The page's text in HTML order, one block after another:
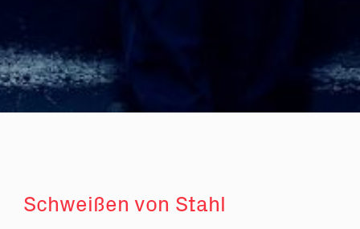
Schweißen von Stahl